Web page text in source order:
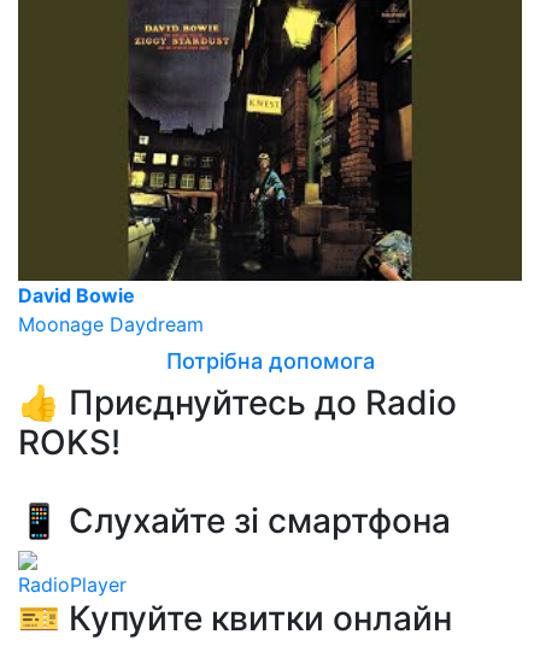
David Bowie
Moonage Daydream
Потрібна допомога
👍 Приєднуйтесь до Radio
ROKS!
📱 Слухайте зі смартфона
RadioPlayer
🎫 Купуйте квитки онлайн